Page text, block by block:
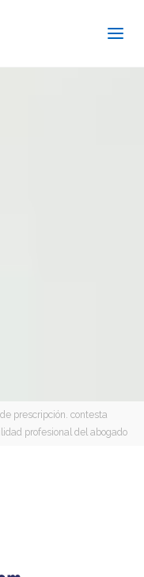
prescripción. contesta
profesional del abogado